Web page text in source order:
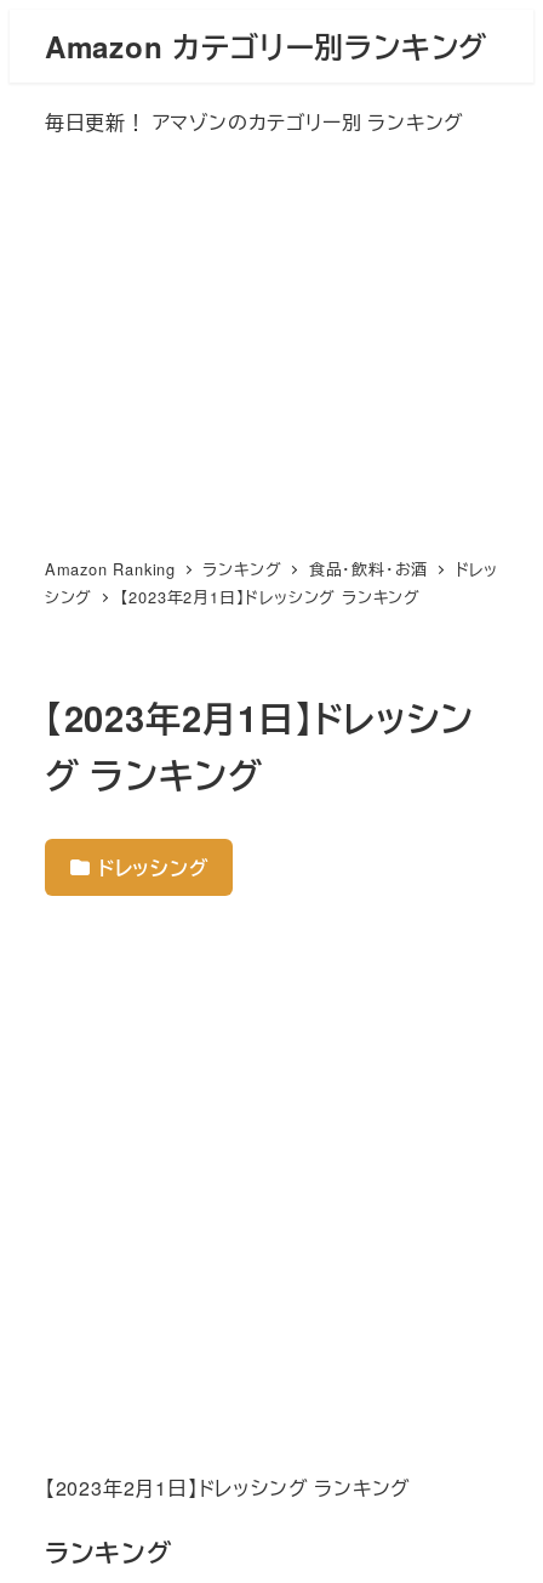
Amazon カテゴリー別ランキング
毎日更新！ アマゾンのカテゴリー別 ランキング
Amazon Ranking ランキング 食品・飲料・お酒
ドレッ
シング
【2023年2月1日】ドレッシング ランキング
【2023年2月1日】ドレッシン
グ ランキング
ドレッシング
【2023年2月1日】ドレッシング ランキング
ランキング